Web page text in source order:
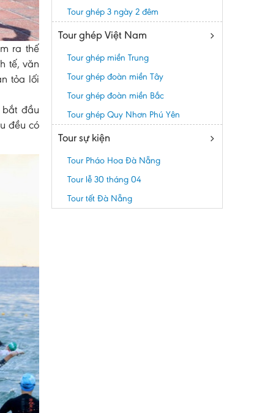
ra thế
tế, văn
tỏa lối
đầu
đều có
Tour ghép 3 ngày 2 đêm
Tour ghép Việt Nam
Tour ghép miền Trung
Tour ghép đoàn miền Tây
Tour ghép đoàn miền Bắc
Tour ghép Quy Nhơn Phú Yên
Tour sự kiện
Tour Pháo Hoa Đà Nẵng
Tour lễ 30 tháng 04
Tour tết Đà Nẵng